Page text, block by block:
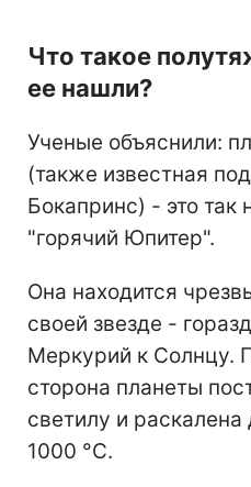
Что такое
ее нашли?
Ученые объяснили:
(также известная
Бокапринс) - это так
"горячий Юпитер".
Она находится
своей звезде -
Меркурий к Солнцу.
сторона планеты
светилу и
1000 °C.